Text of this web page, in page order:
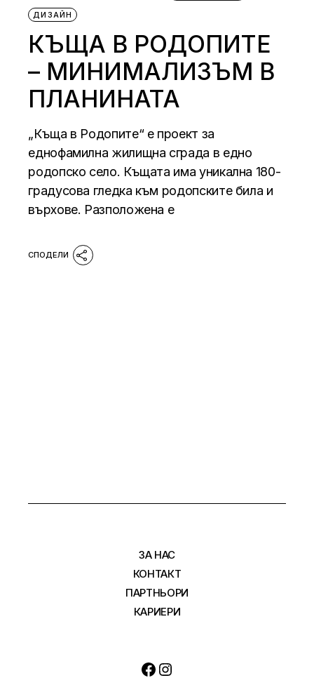
ДИЗАЙН
КЪЩА В РОДОПИТЕ
– МИНИМАЛИЗЪМ В
ПЛАНИНАТА
„Къща в Родопите“ е проект за
еднофамилна жилищна сграда в едно
родопско село. Къщата има уникална 180-
градусова гледка към родопските била и
върхове. Разположена е
ЗА НАС
КОНТАКТ
ПАРТНЬОРИ
КАРИЕРИ
Facebook
Instagram